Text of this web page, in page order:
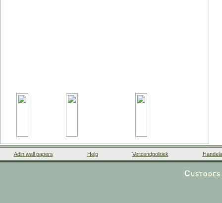
Adin wall papers Help Verzendpolitiek